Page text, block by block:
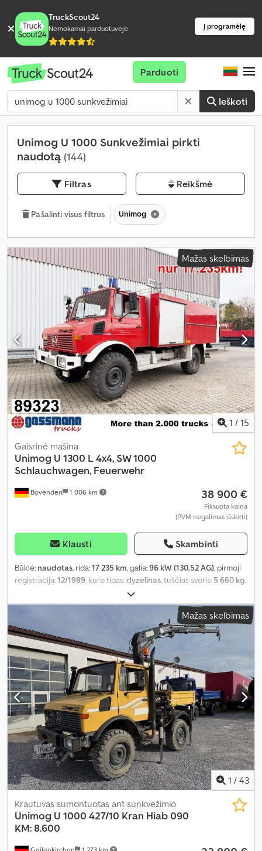
TruckScout24
Nemokamai parduotuvėje Į programėlę
Ieškoti
Parduoti
Unimog U 1000 Sunkvežimiai pirkti
naudotą (144)
Filtras Reikšmė
Pašalinti visus filtrus Unimog
Mažas skelbimas
1 / 15
Bovenden 1 006 km
Gaisrinė mašina
Unimog U 1300 L 4x4, SW 1000
Schlauchwagen, Feuerwehr
38 900 €
Fiksuota kaina
(PVM negalimas išskirti)
Klausti Skambinti
Būklė: naudotas, rida:17 235 km, galia:96 kW (130,52 AG), pirmoji
registracija:12/1989, kuro tipas:dyzelinas, tuščias svoris: 5 660 kg,
2 340 kg
padangos dydis:12.5-20, ašių konfigūracija:4x4, ratų bazė:3 700
variklio stabdymas,
spalva:raudona , vairuotojo kabina: dieninė kabina, pavaros tipas:
mechaninis, emisijos klasė: nėra , pakaba:plienas
, sėdimų vietų
skaičius:3, Įranga:
diferencialo užraktas, kabina, papildomi
žibintai, vairo stiprintuvas, visų varančiųjų ratų pavara
Mažas skelbimas
1 / 43
Geilenkirchen 1 273 km
Krautuvas sumontuotas ant sunkvežimio
Unimog U 1000 427/10 Kran Hiab 090
KM: 8.600